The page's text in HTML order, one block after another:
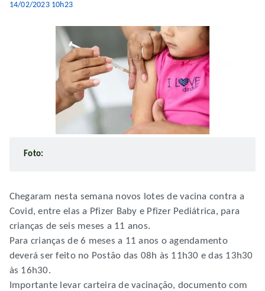
14/02/2023 10h23
Foto:
Chegaram nesta semana novos lotes de vacina contra a
Covid, entre elas a Pfizer Baby e Pfizer Pediátrica, para
crianças de seis meses a 11 anos.
Para crianças de 6 meses a 11 anos o agendamento
deverá ser feito no Postão das 08h às 11h30 e das 13h30
às 16h30.
Importante levar carteira de vacinação, documento com